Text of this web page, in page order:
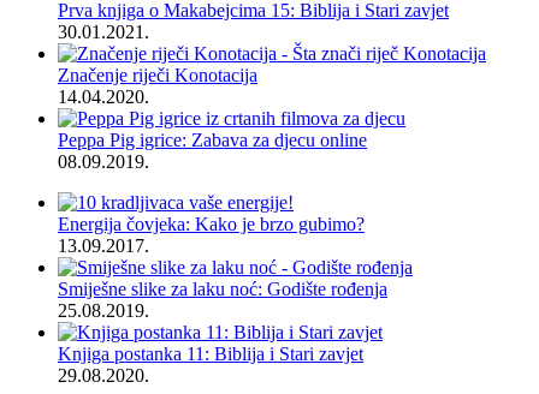
Prva knjiga o Makabejcima 15: Biblija i Stari zavjet
30.01.2021.
Značenje riječi Konotacija
14.04.2020.
Peppa Pig igrice: Zabava za djecu online
08.09.2019.
Energija čovjeka: Kako je brzo gubimo?
13.09.2017.
Smiješne slike za laku noć: Godište rođenja
25.08.2019.
Knjiga postanka 11: Biblija i Stari zavjet
29.08.2020.